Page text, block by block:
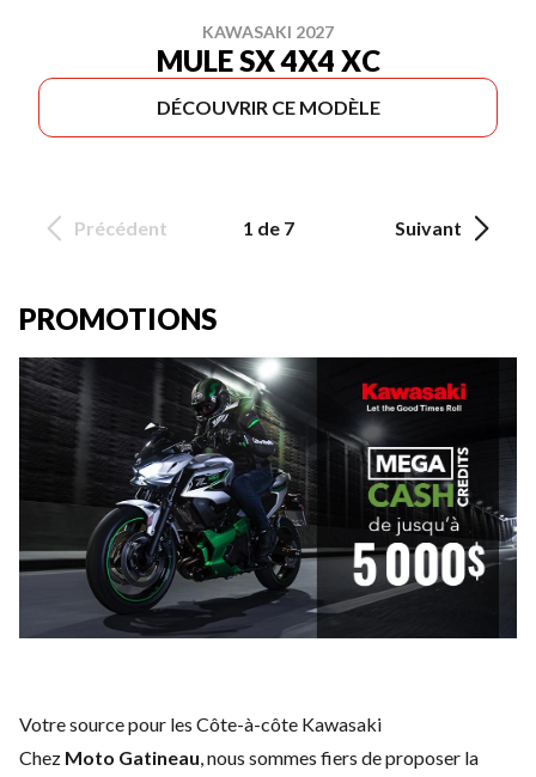
KAWASAKI 2027
MULE SX 4X4 XC
DÉCOUVRIR CE MODÈLE
Précédent 1 de 7 Suivant
PROMOTIONS
Votre source pour les Côte-à-côte Kawasaki
Chez Moto Gatineau , nous sommes fiers de proposer la